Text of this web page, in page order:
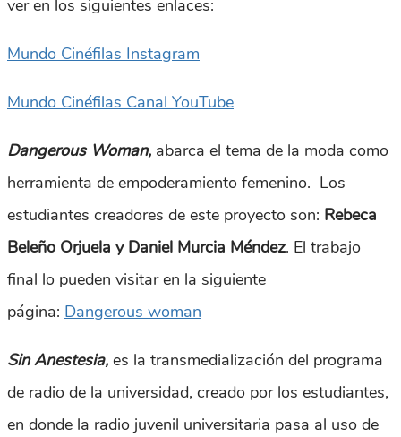
ver en los siguientes enlaces:
Mundo Cinéfilas Instagram
Mundo Cinéfilas Canal YouTube
Dangerous Woman, abarca el tema de la moda como
herramienta de empoderamiento femenino. Los
estudiantes creadores de este proyecto son: Rebeca
Beleño Orjuela y Daniel Murcia Méndez. El trabajo
final lo pueden visitar en la siguiente
página: Dangerous woman
Sin Anestesia, es la transmedialización del programa
de radio de la universidad, creado por los estudiantes,
en donde la radio juvenil universitaria pasa al uso de